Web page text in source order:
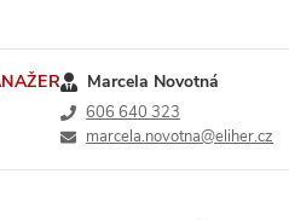
Marcela Novotná
606 640 323
marcela.novotna@eliher.cz